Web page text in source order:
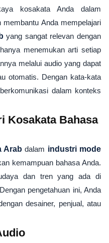
kosakata Anda dalam
membantu Anda mempelajari
yang sangat relevan dengan
menemukan arti setiap
melalui audio yang dapat
otomatis. Dengan kata-kata
dalam konteks
Kosakata Bahasa
Arab dalam industri mode
kemampuan bahasa Anda.
dan tren yang ada di
pengetahuan ini, Anda
desainer, penjual, atau